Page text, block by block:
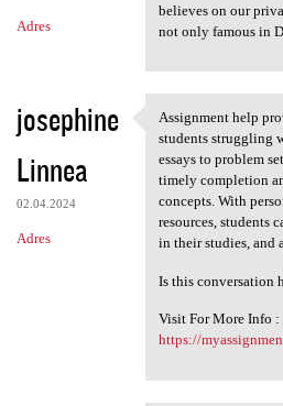
Adres
believes on our
not only famous in
josephine
Linnea
02.04.2024
Adres
Assignment
Assignment help
students struggling
essays to problem
timely completion
concepts. With
resources, students
in their studies, and
Is this conversation
Visit For More Info :
https://